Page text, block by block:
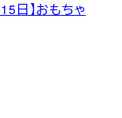
日】おもちゃ